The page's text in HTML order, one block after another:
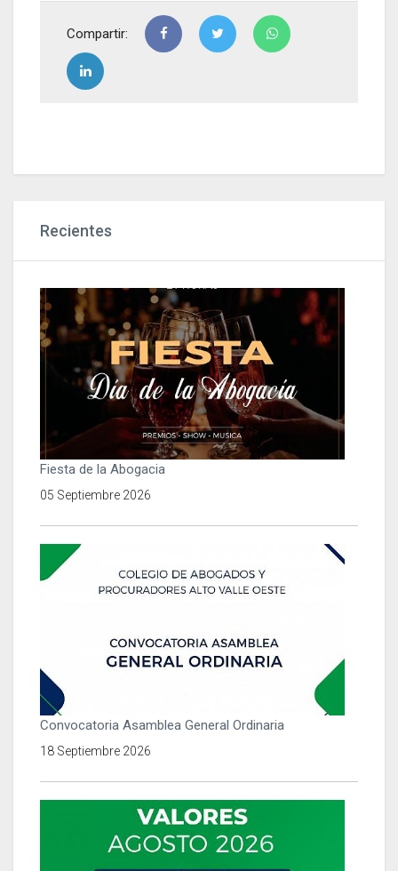
Compartir:
Recientes
Fiesta de la Abogacia
05 Septiembre 2026
Convocatoria Asamblea General Ordinaria
18 Septiembre 2026